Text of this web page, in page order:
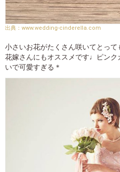
www.wedding-cinderella.com
小さいお花がたくさん咲いてとっ
花嫁さんにもオススメです♩ピンク
いで可愛すぎる＊